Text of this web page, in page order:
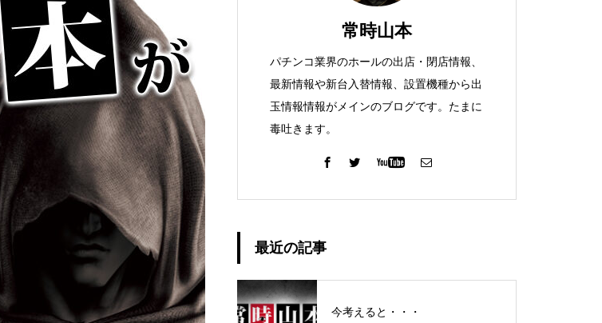
民事再生申請 検定通過状況
東京イースト様
常時山本
パチンコ業界のホールの出店・閉店情報、
最新情報や新台入替情報、設置機種から出
玉情報情報がメインのブログです。たまに
毒吐きます。
最近の記事
今考えると・・・